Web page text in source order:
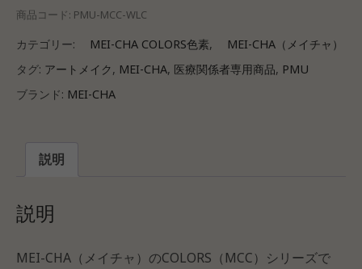
商品コード: PMU-MCC-WLC
カテゴリー: MEI-CHA COLORS色素,
MEI-CHA（メイチャ）
タグ: アートメイク, MEI-CHA, 医療関係者専用商品, PMU
ブランド: MEI-CHA
説明
説明
MEI-CHA（メイチャ）のCOLORS（MCC）シリーズで